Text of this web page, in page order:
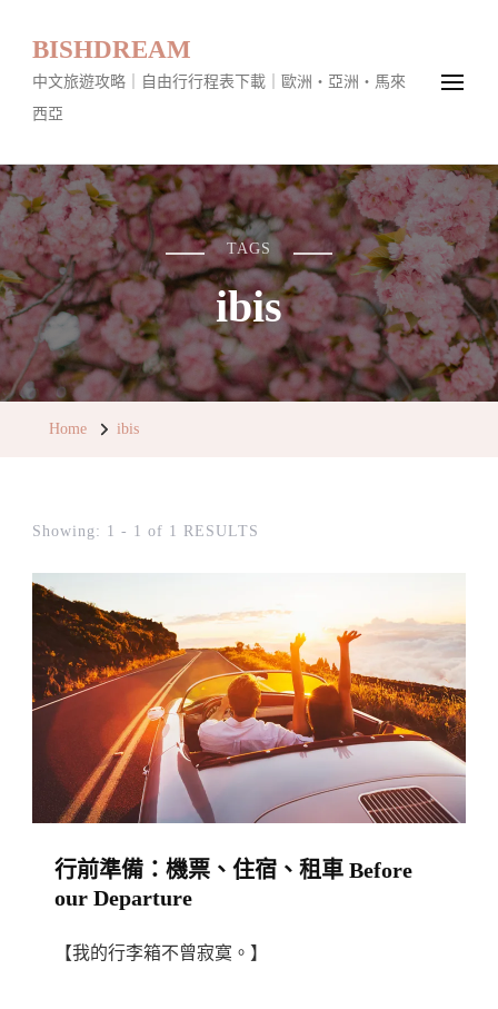
BISHDREAM
中文旅遊攻略｜自由行行程表下載｜歐洲・亞洲・馬來
西亞
TAGS
ibis
Home ibis
Showing: 1 - 1 of 1 RESULTS
行前準備：機票、住宿、租車 Before
our Departure
【我的行李箱不曾寂寞。】